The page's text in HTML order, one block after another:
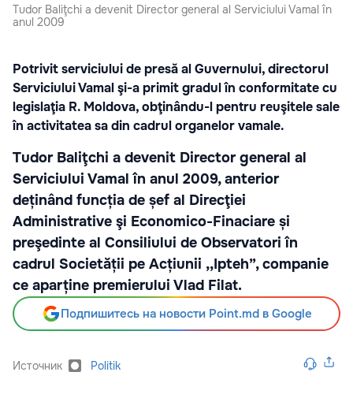
Tudor Baliţchi a devenit Director general al Serviciului Vamal în
anul 2009
Potrivit serviciului de presă al Guvernului, directorul
Serviciului Vamal şi-a primit gradul în conformitate cu
legislaţia R. Moldova, obţinându-l pentru reuşitele sale
în activitatea sa din cadrul organelor vamale.
Tudor Baliţchi a devenit Director general al
Serviciului Vamal în anul 2009, anterior
deținând funcția de șef al Direcţiei
Administrative şi Economico-Finaciare și
preşedinte al Consiliului de Observatori în
cadrul Societății pe Acțiunii ,,Ipteh”, companie
ce aparține premierului Vlad Filat.
Подпишитесь на новости Point.md в Google
Источник Politik